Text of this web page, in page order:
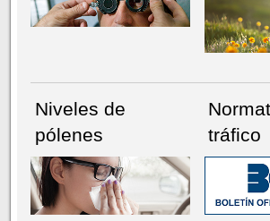
Niveles de
pólenes
tráfico